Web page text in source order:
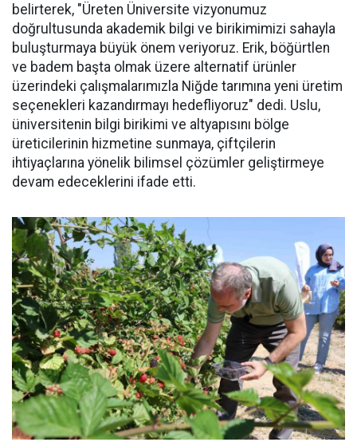
belirterek, "Üreten Üniversite vizyonumuz
doğrultusunda akademik bilgi ve birikimimizi sahayla
buluşturmaya büyük önem veriyoruz. Erik, böğürtlen
ve badem başta olmak üzere alternatif ürünler
üzerindeki çalışmalarımızla Niğde tarımına yeni üretim
seçenekleri kazandırmayı hedefliyoruz" dedi. Uslu,
üniversitenin bilgi birikimi ve altyapısını bölge
üreticilerinin hizmetine sunmaya, çiftçilerin
ihtiyaçlarına yönelik bilimsel çözümler geliştirmeye
devam edeceklerini ifade etti.